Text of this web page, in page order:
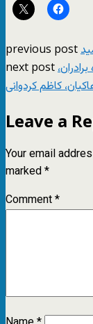
previous post
next post
کاظم کردوانی
Leave a
Your email
marked*
Comment*